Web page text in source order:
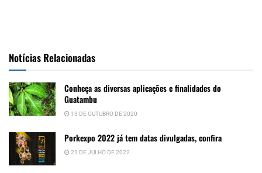
Notícias Relacionadas
Conheça as diversas aplicações e finalidades do
Guatambu
13 DE OUTUBRO DE 2020
Porkexpo 2022 já tem datas divulgadas, confira
21 DE JULHO DE 2022